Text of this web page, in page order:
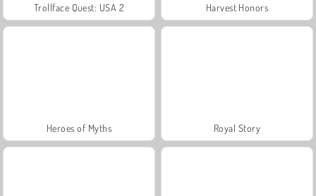
Trollface Quest: USA 2 Harvest Honors
Heroes of Myths Royal Story